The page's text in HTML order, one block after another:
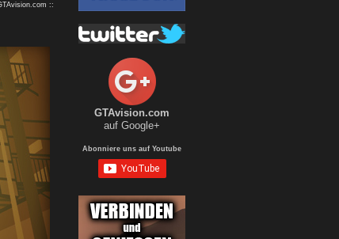
::
GTAvision.com
auf Google+
Abonniere uns auf Youtube